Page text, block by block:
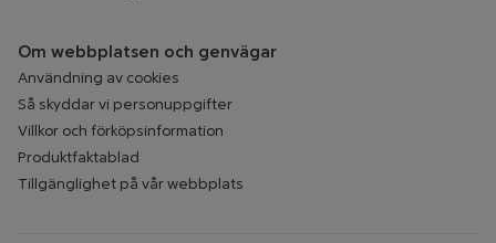
Om webbplatsen och genvägar
Användning av cookies
Så skyddar vi personuppgifter
Villkor och förköpsinformation
Produktfaktablad
Tillgänglighet på vår webbplats